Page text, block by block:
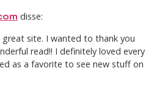
disse:
site. I wanted to thank you
read!! I definitely loved every
as a favorite to see new stuff on